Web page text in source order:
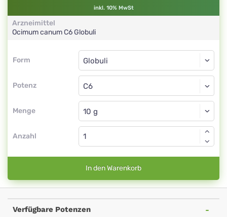
inkl. 10% MwSt
Arzneimittel
Ocimum canumC6Globuli
Form
Form
Potenz
Globuli
C6
Menge
Globuli
Anzahl
In den Warenkorb
Verfügbare Potenzen